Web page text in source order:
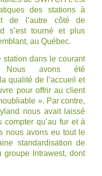
des stations à
de l’autre côté de
s’est tourné et plus
, au Québec.
station dans le courant
avons été
qualité de l’accueil et
pour offrir au client
». Par contre,
nous avait laissé
qu’au fur et à
nous avons eu tout le
standardisation de
groupe Intrawest, dont